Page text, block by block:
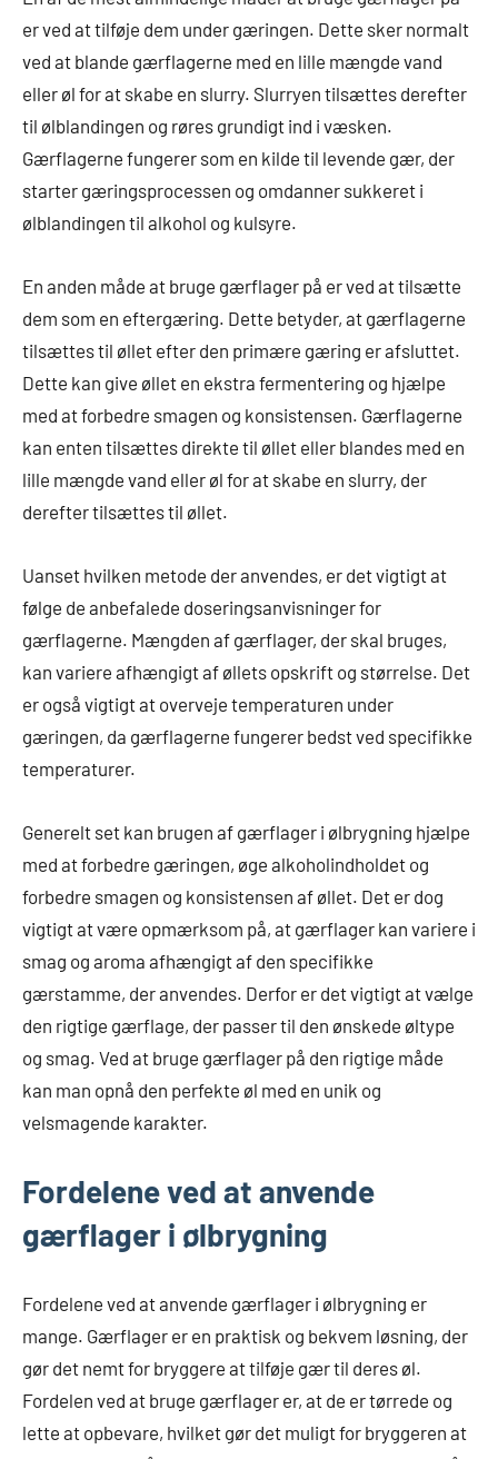
er ved at tilføje dem under gæringen. Dette sker normalt
ved at blande gærflagerne med en lille mængde vand
eller øl for at skabe en slurry. Slurryen tilsættes derefter
til ølblandingen og røres grundigt ind i væsken.
Gærflagerne fungerer som en kilde til levende gær, der
starter gæringsprocessen og omdanner sukkeret i
ølblandingen til alkohol og kulsyre.
En anden måde at bruge gærflager på er ved at tilsætte
dem som en eftergæring. Dette betyder, at gærflagerne
tilsættes til øllet efter den primære gæring er afsluttet.
Dette kan give øllet en ekstra fermentering og hjælpe
med at forbedre smagen og konsistensen. Gærflagerne
kan enten tilsættes direkte til øllet eller blandes med en
lille mængde vand eller øl for at skabe en slurry, der
derefter tilsættes til øllet.
Uanset hvilken metode der anvendes, er det vigtigt at
følge de anbefalede doseringsanvisninger for
gærflagerne. Mængden af gærflager, der skal bruges,
kan variere afhængigt af øllets opskrift og størrelse. Det
er også vigtigt at overveje temperaturen under
gæringen, da gærflagerne fungerer bedst ved specifikke
temperaturer.
Generelt set kan brugen af gærflager i ølbrygning hjælpe
med at forbedre gæringen, øge alkoholindholdet og
forbedre smagen og konsistensen af øllet. Det er dog
vigtigt at være opmærksom på, at gærflager kan variere i
smag og aroma afhængigt af den specifikke
gærstamme, der anvendes. Derfor er det vigtigt at vælge
den rigtige gærflage, der passer til den ønskede øltype
og smag. Ved at bruge gærflager på den rigtige måde
kan man opnå den perfekte øl med en unik og
velsmagende karakter.
Fordelene ved at anvende
gærflager i ølbrygning
Fordelene ved at anvende gærflager i ølbrygning er
mange. Gærflager er en praktisk og bekvem løsning, der
gør det nemt for bryggere at tilføje gær til deres øl.
Fordelen ved at bruge gærflager er, at de er tørrede og
lette at opbevare, hvilket gør det muligt for bryggeren at